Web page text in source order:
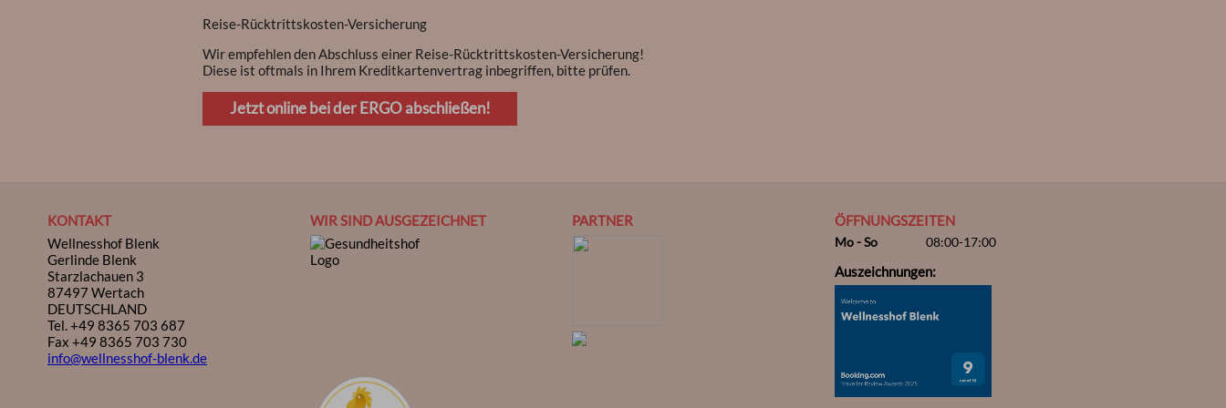
Reise-Rücktrittskosten-Versicherung
Wir empfehlen den Abschluss einer Reise-Rücktrittskosten-Versicherung!
Diese ist oftmals in Ihrem Kreditkartenvertrag inbegriffen, bitte prüfen.
Jetzt online bei der ERGO abschließen!
KONTAKT
Wellnesshof Blenk
Gerlinde Blenk
Starzlachauen 3
87497 Wertach
DEUTSCHLAND
Tel.+49 8365 703 687
Fax +49 8365 703 730
info@wellnesshof-blenk.de
WIR SIND AUSGEZEICHNET PARTNER ÖFFNUNGSZEITEN
Mo - So 08:00-17:00
Auszeichnungen: